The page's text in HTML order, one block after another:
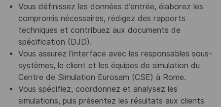
Vous définissez les données d’entrée, élaborez les
compromis nécessaires, rédigez des rapports
techniques et contribuez aux documents de
spécification (DJD).
Vous assurez l’interface avec les responsables sous-
systèmes, le client et les équipes de simulation du
Centre de Simulation Eurosam (CSE) à Rome.
Vous spécifiez, coordonnez et analysez les
simulations, puis présentez les résultats aux clients